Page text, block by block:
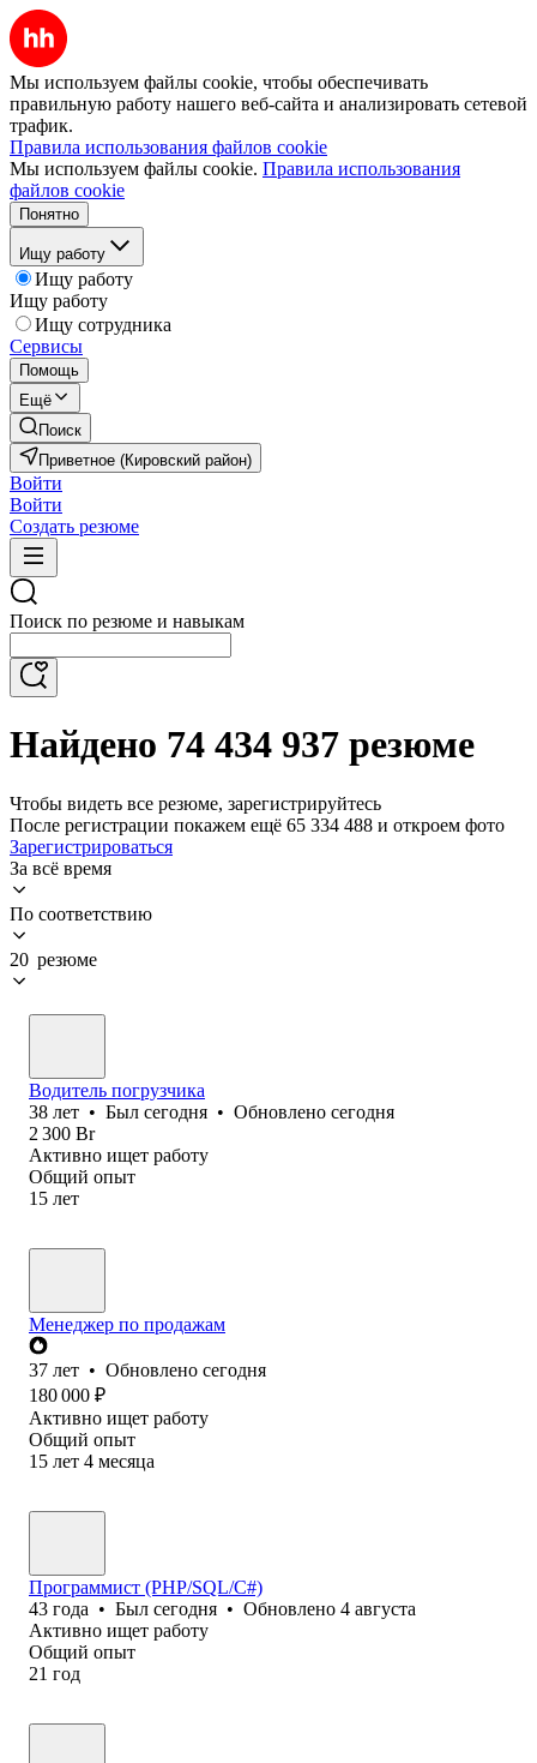
Мы используем файлы cookie, чтобы обеспечивать
правильную работу нашего веб-сайта и анализировать сетевой
трафик.
Правила использования файлов cookie
Мы используем файлы cookie. Правила использования
файлов cookie
Понятно
Ищу работу
Ищу работу
Ищу работу
Ищу сотрудника
Сервисы
Помощь
Ещё
Поиск
Приветное (Кировский район)
Войти
Войти
Создать резюме
Поиск по резюме и навыкам
Найдено 74 434 937 резюме
Чтобы видеть все резюме, зарегистрируйтесь
После регистрации покажем ещё 65 334 488 и откроем фото
Зарегистрироваться
За всё время
По соответствию
20 резюме
Водитель погрузчика
38 лет • Был сегодня • Обновлено сегодня
2 300 Br
Активно ищет работу
Общий опыт
15 лет
Менеджер по продажам
37 лет • Обновлено сегодня
180 000 ₽
Активно ищет работу
Общий опыт
15 лет 4 месяца
Программист (PHP/SQL/C#)
43 года • Был сегодня • Обновлено 4 августа
Активно ищет работу
Общий опыт
21 год